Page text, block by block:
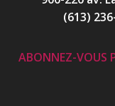
(613)
ABONNEZ-VOUS